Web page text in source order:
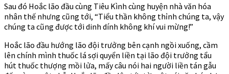
Sau đó Hoắc lão đầu cùng Tiêu Kình cùng huyện nhà văn hóa
nhân thế nhưng cũng tới, “Tiểu thần không thỉnh chúng ta, vậy
chúng ta cũng được tới dinh dính không khí vui mừng!”
Hoắc lão đầu hướng lão đội trưởng bên cạnh ngồi xuống, cầm
lên chính mình thuốc lá sợi quyển liền tại lão đội trưởng tẩu
hút thuốc thượng mồi lửa, mấy câu nói hai người liền tán gẫu